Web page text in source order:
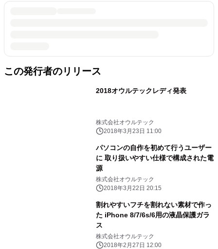
この発行者のリリース
2018オウルテックレディ発表
株式会社オウルテック
2018年3月23日 11:00
パソコンの自作を初めて行うユーザー
に 取り扱いやすい仕様で構成された電
源
株式会社オウルテック
2018年3月22日 20:15
割れやすいフチを割れない素材で作っ
た iPhone 8/7/6s/6用の液晶保護ガラ
ス
株式会社オウルテック
2018年2月27日 12:00